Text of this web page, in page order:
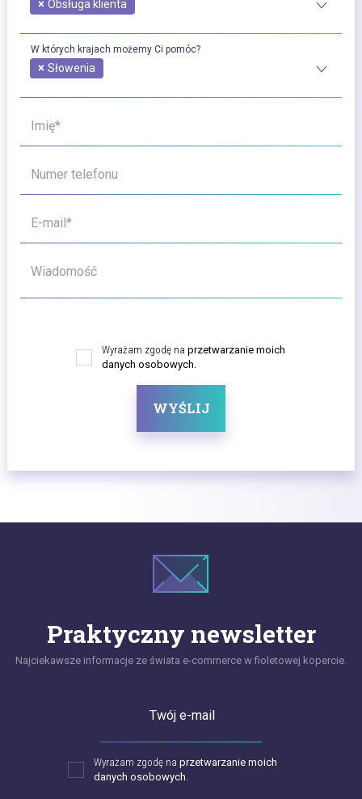
× Obsługa klienta
W których krajach możemy Ci pomóc?
× Słowenia
Imię*
Numer telefonu
E-mail*
Wiadomość
Wyrażam zgodę na przetwarzanie moich
danych osobowych.
WYŚLIJ
Praktyczny newsletter
Najciekawsze informacje ze świata e-commerce w fioletowej kopercie.
Twój e-mail
Wyrażam zgodę na przetwarzanie moich
danych osobowych.